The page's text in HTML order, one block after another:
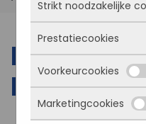
EDT
II Pro |
Strikt noodzakelijke
Deze cookies
überhaupt werkt.
kunnen niet worden
ze alleen geplaatst
inloggen, een
Prestatiecookies
Met deze cookies
bezocht wordt,
komen en welke
Voorkeurcookies
Deze cookies
Marketingcookies